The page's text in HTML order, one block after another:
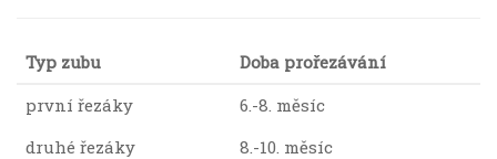
Typ zubu
Doba prořezávání
první řezáky
6.-8. měsíc
druhé řezáky
8.-10. měsíc